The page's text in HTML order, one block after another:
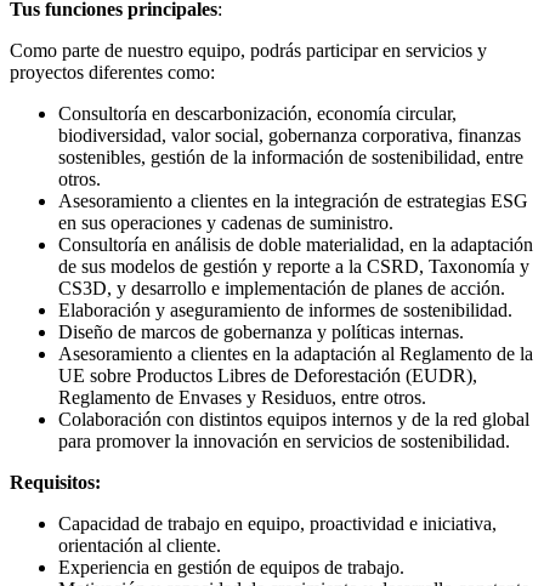
Tus funciones principales:
Como parte de nuestro equipo, podrás participar en servicios y
proyectos diferentes como:
Consultoría en descarbonización, economía circular,
biodiversidad, valor social, gobernanza corporativa, finanzas
sostenibles, gestión de la información de sostenibilidad, entre
otros.
Asesoramiento a clientes en la integración de estrategias ESG
en sus operaciones y cadenas de suministro.
Consultoría en análisis de doble materialidad, en la adaptación
de sus modelos de gestión y reporte a la CSRD, Taxonomía y
CS3D, y desarrollo e implementación de planes de acción.
Elaboración y aseguramiento de informes de sostenibilidad.
Diseño de marcos de gobernanza y políticas internas.
Asesoramiento a clientes en la adaptación al Reglamento de la
UE sobre Productos Libres de Deforestación (EUDR),
Reglamento de Envases y Residuos, entre otros.
Colaboración con distintos equipos internos y de la red global
para promover la innovación en servicios de sostenibilidad.
Requisitos:
Capacidad de trabajo en equipo, proactividad e iniciativa,
orientación al cliente.
Experiencia en gestión de equipos de trabajo.